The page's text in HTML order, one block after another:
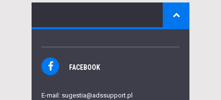
FACEBOOK
E-mail: sugestia@adssupport.pl